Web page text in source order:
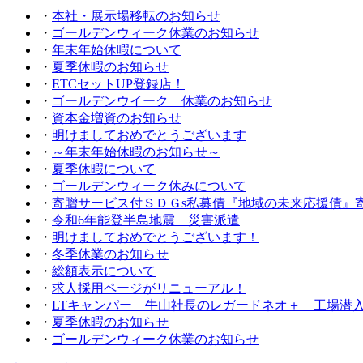
・ 本社・展示場移転のお知らせ
・ ゴールデンウィーク休業のお知らせ
・ 年末年始休暇について
・ 夏季休暇のお知らせ
・ ETCセットUP登録店！
・ ゴールデンウイーク 休業のお知らせ
・ 資本金増資のお知らせ
・ 明けましておめでとうございます
・ ～年末年始休暇のお知らせ～
・ 夏季休暇について
・ ゴールデンウィーク休みについて
・ 寄贈サービス付ＳＤＧs私募債『地域の未来応援債』
・ 令和6年能登半島地震 災害派遣
・ 明けましておめでとうございます！
・ 冬季休業のお知らせ
・ 総額表示について
・ 求人採用ページがリニューアル！
・ LTキャンパー 牛山社長のレガードネオ＋ 工場潜入
・ 夏季休暇のお知らせ
・ ゴールデンウィーク休業のお知らせ